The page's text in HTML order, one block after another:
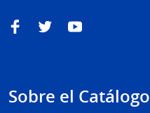
FacebookTwitterYouTube
Sobre el Catálogo